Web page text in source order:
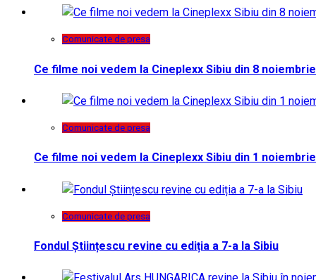
Comunicate de presa
Ce filme noi vedem la Cineplexx Sibiu din 8 noiembrie
Comunicate de presa
Ce filme noi vedem la Cineplexx Sibiu din 1 noiembrie
Comunicate de presa
Fondul Științescu revine cu ediția a 7-a la Sibiu